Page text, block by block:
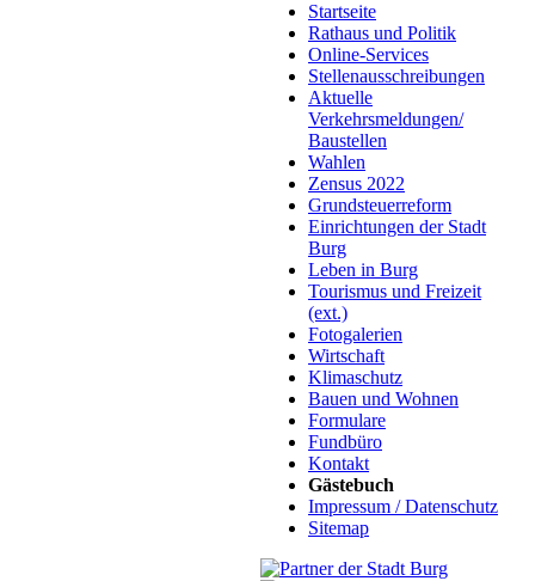
Startseite
Rathaus und Politik
Online-Services
Stellenausschreibungen
Aktuelle
Verkehrsmeldungen/
Baustellen
Wahlen
Zensus 2022
Grundsteuerreform
Einrichtungen der Stadt
Burg
Leben in Burg
Tourismus und Freizeit
(ext.)
Fotogalerien
Wirtschaft
Klimaschutz
Bauen und Wohnen
Formulare
Fundbüro
Kontakt
Gästebuch
Impressum / Datenschutz
Sitemap